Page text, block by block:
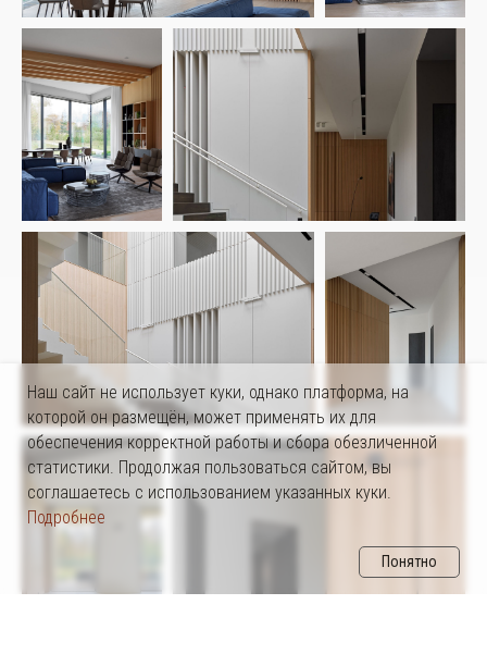
Наш сайт не использует куки, однако платформа, на
которой он размещён, может применять их для
обеспечения корректной работы и сбора обезличенной
статистики. Продолжая пользоваться сайтом, вы
соглашаетесь с использованием указанных куки.
Подробнее
Понятно
Москва
Политика конфиденциальности
Пользовательское соглашение
info@shurarch.com
+79264793801